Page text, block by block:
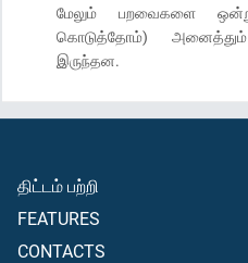
மேலும் பறவைகளை
கொடுத்தோம்)
இருந்தன.
திட்டம் பற்றி
FEATURES
CONTACTS